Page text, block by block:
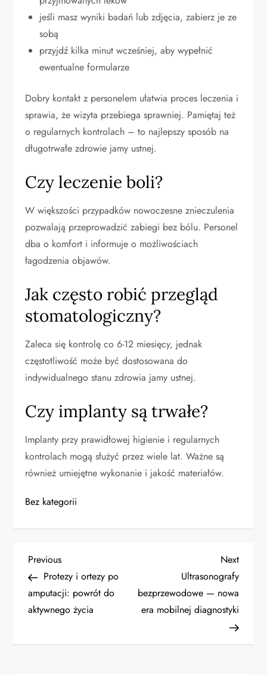
jeśli masz wyniki badań lub zdjęcia, zabierz je ze
sobą
przyjdź kilka minut wcześniej, aby wypełnić
ewentualne formularze
Dobry kontakt z personelem ułatwia proces leczenia i
sprawia, że wizyta przebiega sprawniej. Pamiętaj też
o regularnych kontrolach – to najlepszy sposób na
długotrwałe zdrowie jamy ustnej.
Czy leczenie boli?
W większości przypadków nowoczesne znieczulenia
pozwalają przeprowadzić zabiegi bez bólu. Personel
dba o komfort i informuje o możliwościach
łagodzenia objawów.
Jak często robić przegląd
stomatologiczny?
Zaleca się kontrolę co 6-12 miesięcy, jednak
częstotliwość może być dostosowana do
indywidualnego stanu zdrowia jamy ustnej.
Czy implanty są trwałe?
Implanty przy prawidłowej higienie i regularnych
kontrolach mogą służyć przez wiele lat. Ważne są
również umiejętne wykonanie i jakość materiałów.
Bez kategorii
N
a
w
Previous
Post
Previous
Protezy i ortezy po
amputacji: powrót do
aktywnego życia
Next
Post
Next
Ultrasonografy
bezprzewodowe — nowa
era mobilnej diagnostyki